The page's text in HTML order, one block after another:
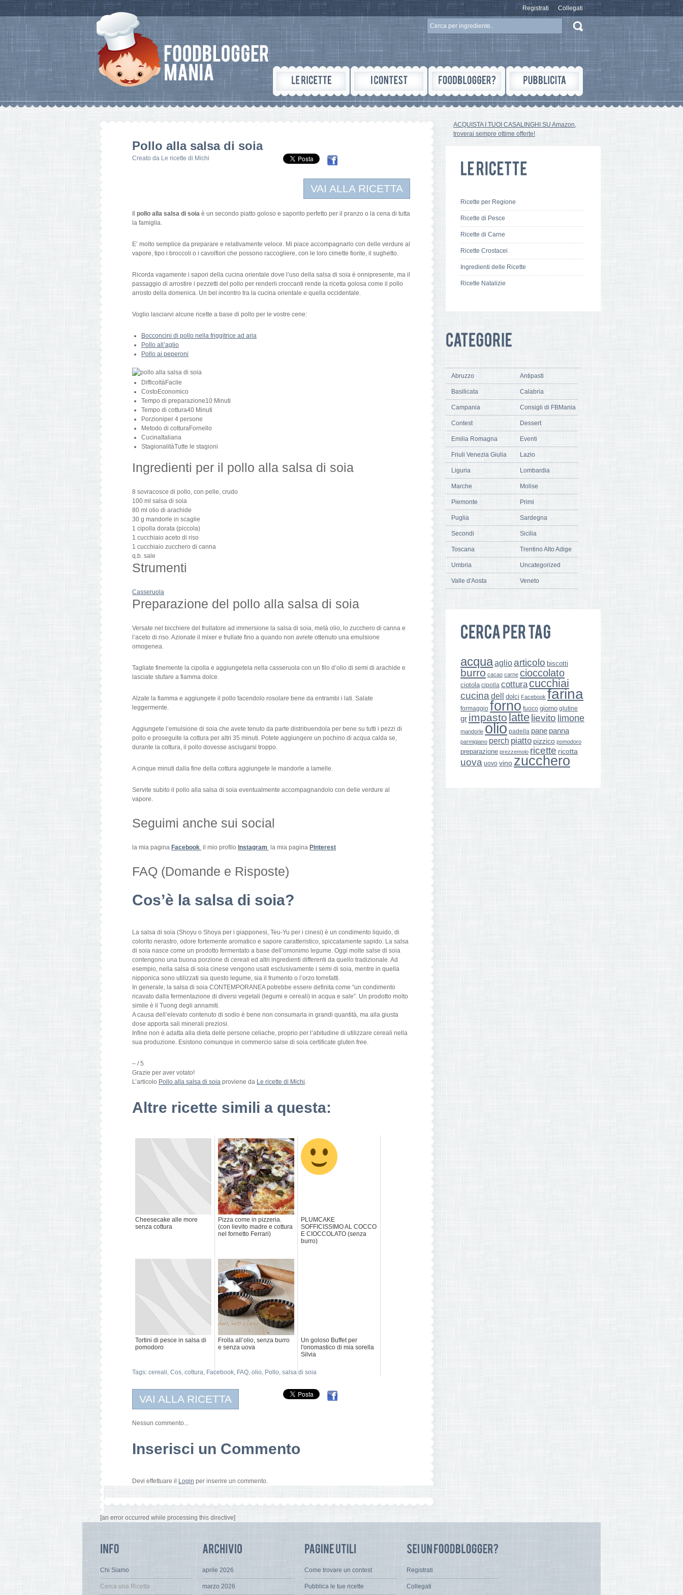
Registrati Collegati
Pollo alla salsa di soia
Creato da Le ricette di Michi
VAI ALLA RICETTA
pollo alla salsa di soia è un secondo piatto goloso e saporito perfetto per il pranzo o la cena di tutta
la famiglia.
E’ molto semplice da preparare e relativamente veloce. Mi piace accompagnarlo con delle verdure al
vapore, tipo i broccoli o i cavolfiori che possono raccogliere, con le loro cimette fiorite, il sughetto.
Ricorda vagamente i sapori della cucina orientale dove l’uso della salsa di soia è onnipresente, ma il
passaggio di arrostire i pezzetti del pollo per renderli croccanti rende la ricetta golosa come il pollo
arrosto della domenica. Un bel incontro tra la cucina orientale e quella occidentale.
Voglio lasciarvi alcune ricette a base di pollo per le vostre cene:
Bocconcini di pollo nella friggitrice ad aria
Pollo all’aglio
Pollo ai peperoni
DifficoltàFacile
Costo Economico
Tempo di preparazione10 Minuti
Tempo di cottura40 Minuti
Porzioniper 4 persone
Metodo di cotturaFornello
Cucina Italiana
StagionalitàTutte le stagioni
Ingredienti per il pollo alla salsa di soia
8 sovracosce di pollo, con pelle, crudo
100 ml salsa di soia
80 ml olio di arachide
30 g mandorle in scaglie
1 cipolla dorata (piccola)
1 cucchiaio aceto di riso
1 cucchiaio zucchero di canna
q.b. sale
Strumenti
Casseruola
Preparazione del pollo alla salsa di soia
Versate nel bicchiere del frullatore ad immersione la salsa di soia, metà olio, lo zucchero di canna e
l’aceto di riso. Azionate il mixer e frullate fino a quando non avrete ottenuto una emulsione
omogenea.
Tagliate finemente la cipolla e aggiungetela nella casseruola con un filo d’olio di semi di arachide e
lasciate stufare a fiamma dolce.
Alzate la fiamma e aggiungete il pollo facendolo rosolare bene da entrambi i lati. Salate
leggermente.
Aggiungete l’emulsione di soia che avete tenuto da parte distribuendola per bene su tutti i pezzi di
pollo e proseguite la cottura per altri 35 minuti. Potete aggiungere un pochino di acqua calda se,
durante la cottura, il pollo dovesse asciugarsi troppo.
A cinque minuti dalla fine della cottura aggiungete le mandorle a lamelle.
Servite subito il pollo alla salsa di soia eventualmente accompagnandolo con delle verdure al
vapore.
Seguimi anche sui social
la mia pagina Facebook il mio profilo Instagram la mia pagina Pinterest
FAQ (Domande e Risposte)
Cos’è la salsa di soia?
La salsa di soia (Shoyu o Shoya per i giapponesi, Teu-Yu per i cinesi) è un condimento liquido, di
colorito nerastro, odore fortemente aromatico e sapore caratteristico, spiccatamente sapido. La salsa
di soia nasce come un prodotto fermentato a base dell’omonimo legume. Oggi molte salse di soia
contengono una buona porzione di cereali ed altri ingredienti differenti da quello tradizionale. Ad
esempio, nella salsa di soia cinese vengono usati esclusivamente i semi di soia, mentre in quella
nipponica sono utilizzati sia questo legume, sia il frumento o l’orzo torrefatti.
In generale, la salsa di soia CONTEMPORANEA potrebbe essere definita come “un condimento
ricavato dalla fermentazione di diversi vegetali (legumi e cereali) in acqua e sale”. Un prodotto molto
simile è il Tuong degli annamiti.
A causa dell’elevato contenuto di sodio è bene non consumarla in grandi quantità, ma alla giusta
dose apporta sali minerali preziosi.
Infine non è adatta alla dieta delle persone celiache, proprio per l’abitudine di utilizzare cereali nella
sua produzione. Esistono comunque in commercio salse di soia certificate gluten free.
– / 5
Grazie per aver votato!
L’articolo Pollo alla salsa di soia proviene da Le ricette di Michi.
Altre ricette simili a questa:
Cheesecake alle more
senza cottura
Pizza come in pizzeria.
(con lievito madre e cottura
nel fornetto Ferrari)
PLUMCAKE
SOFFICISSIMO AL COCCO
E CIOCCOLATO (senza
burro)
Tortini di pesce in salsa di
pomodoro
Frolla all’olio, senza burro
e senza uova
Un goloso Buffet per
l'onomastico di mia sorella
Silvia
Tags: cereali, Cos, cottura, Facebook, FAQ, olio, Pollo, salsa di soia
VAI ALLA RICETTA
Nessun commento...
Inserisci un Commento
Devi effettuare il Login per inserire un commento.
[an error occurred while processing this directive]
ACQUISTA I TUOI CASALINGHI SU Amazon,
troverai sempre ottime offerte!
Ricette per Regione
Ricette di Pesce
Ricette di Carne
Ricette Crostacei
Ingredienti delle Ricette
Ricette Natalizie
Abruzzo Antipasti
Basilicata Calabria
Campania Consigli di FBMania
Contest Dessert
Emilia Romagna Eventi
Friuli Venezia Giulia Lazio
Liguria Lombardia
Marche Molise
Piemonte Primi
Puglia Sardegna
Secondi Sicilia
Toscana Trentino Alto Adige
Umbria Uncategorized
Valle d'Aosta Veneto
acquaaglio articolo biscotti
burro cacao carne cioccolato
ciotola cipolla cottura cucchiai
cucina dell dolci Facebook farina
formaggio forno fuoco giorno glutine
gr impasto latte lievito limone
mandorle olio padella pane panna
parmigiano perch piatto pizzico pomodoro
preparazione prezzemolo ricette ricotta
uova uovo vino zucchero
Chi Siamo
Cerca una Ricetta
aprile 2026
marzo 2026
Come trovare un contest
Pubblica le tue ricette
Registrati
Collegati